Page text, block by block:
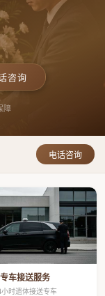
咨询
障
电话咨询
专车接送服务
小时遗体接送专车